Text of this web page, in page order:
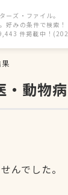
ーズ・ファイル。
好みの条件で検索！
件掲載中！
・動物
んでした。